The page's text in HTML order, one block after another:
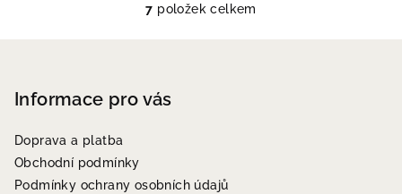
O
p
7 položek celkem
Informace pro vás
Doprava a platba
Obchodní podmínky
Podmínky ochrany osobních údajů